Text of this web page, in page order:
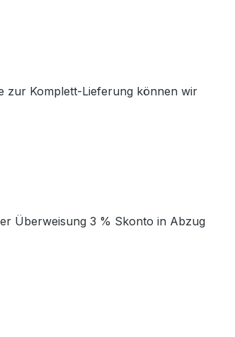
zur Komplett-Lieferung können wir
Überweisung 3 % Skonto in Abzug